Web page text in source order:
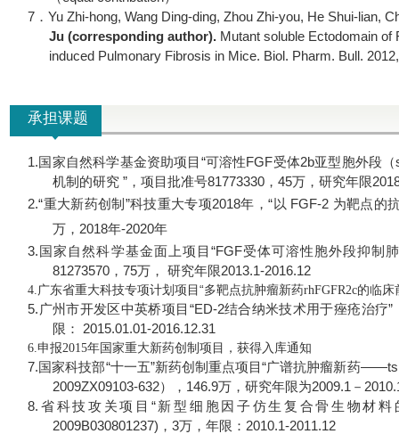
7．Yu Zhi-hong, Wang Ding-ding, Zhou Zhi-you, He Shui-lian,
Ju (corresponding author). Mutant soluble Ectodomain of
induced Pulmonary Fibrosis in Mice. Biol. Pharm. Bull.
承担课题
1.国家自然科学基金资助项目“可溶性FGF受体2b亚型胞外段（
机制的研究 ”，项目批准号81773330 ，45万，研究年限
2.“重大新药创制 ”科技重大专项2018年，“以 FGF-2 为靶点的
万， 2018年-2020年
3.国家自然科学基金面上项目“FGF受体可溶性胞外段抑制
81273570 ，75万， 研究年限2013.1-2016.12
4. 广东省重大科技专项计划项目“多靶点抗肿瘤新药rhFGFR2c的临床
5. 广州市开发区中英桥项目“ED-2结合纳米技术用于痤疮治疗”
限：
2015.01.01-2016.12.31
6.申报2015年国家重大新药创制项目，获得入库通知
7.国家科技部“十一五”新药创制重点项目“广谱抗肿瘤新药
2009ZX09103-632）， 146.9万，研究年限为2009.1 －
8. 省科技攻关项目“新型细胞因子仿生复合骨生物材
2009B030801237) ，3万，年限： 2010.1-2011.12